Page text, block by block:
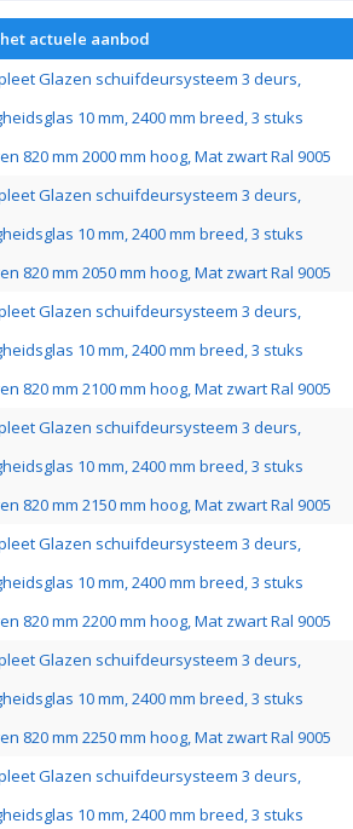
actuele aanbod
Glazen schuifdeursysteem 3 deurs,
10 mm, 2400 mm breed, 3 stuks
820 mm 2000 mm hoog, Mat zwart Ral 9005
Glazen schuifdeursysteem 3 deurs,
10 mm, 2400 mm breed, 3 stuks
820 mm 2050 mm hoog, Mat zwart Ral 9005
Glazen schuifdeursysteem 3 deurs,
10 mm, 2400 mm breed, 3 stuks
820 mm 2100 mm hoog, Mat zwart Ral 9005
Glazen schuifdeursysteem 3 deurs,
10 mm, 2400 mm breed, 3 stuks
820 mm 2150 mm hoog, Mat zwart Ral 9005
Glazen schuifdeursysteem 3 deurs,
10 mm, 2400 mm breed, 3 stuks
820 mm 2200 mm hoog, Mat zwart Ral 9005
Glazen schuifdeursysteem 3 deurs,
10 mm, 2400 mm breed, 3 stuks
820 mm 2250 mm hoog, Mat zwart Ral 9005
Glazen schuifdeursysteem 3 deurs,
10 mm, 2400 mm breed, 3 stuks